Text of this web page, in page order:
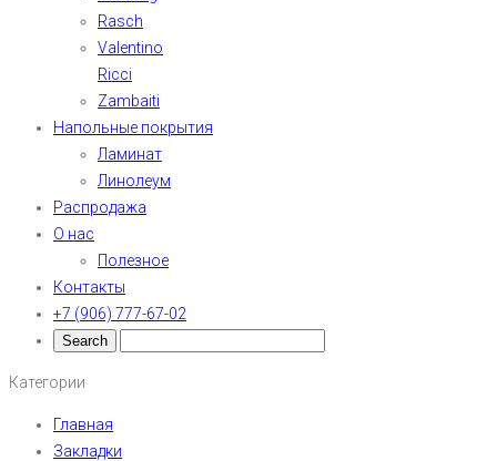
Rasch
Valentino
Ricci
Zambaiti
Напольные покрытия
Ламинат
Линолеум
Распродажа
О нас
Полезное
Контакты
+7 (906) 777-67-02
Категории
Главная
Закладки